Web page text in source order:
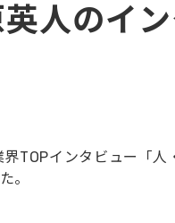
人のイ
界TOPインタビュー「
。